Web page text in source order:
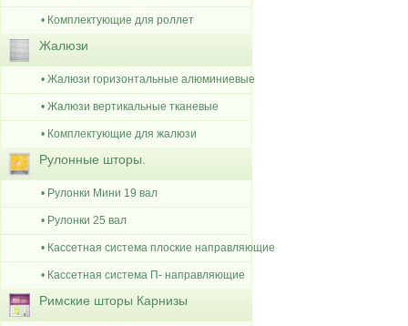
• Комплектующие для роллет
Жалюзи
• Жалюзи горизонтальные алюминиевые
• Жалюзи вертикальные тканевые
• Комплектующие для жалюзи
Рулонные шторы.
• Рулонки Мини 19 вал
• Рулонки 25 вал
• Кассетная система плоские направляющие
• Кассетная система П- направляющие
Римские шторы Карнизы